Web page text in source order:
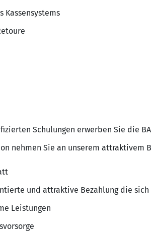
Kassensystems
Schulungen erwerben Sie die
nehmen Sie an unserem attraktivem
und attraktive Bezahlung die
Leistungen